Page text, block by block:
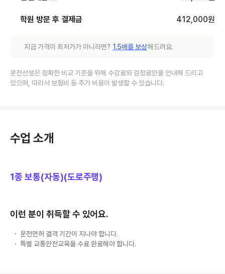
학원 방문 후 결제금 412,000원
지금 가격이 최저가가 아니라면? 1.5배를 보상해드려요.
운전선생은 정확한 비교 기준을 위해 수강료와 검정료만을 안내해 드리고
있으며, 따라서 보험비 등 추가 비용이 발생할 수 있습니다.
수업 소개
1종 보통(자동)(도로주행)
이런 분이 취득할 수 있어요.
운전면허 결격 기간이 지나야 합니다.
특별 교통안전교육을 수료 완료해야 합니다.